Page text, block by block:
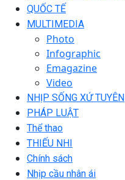
QUỐC TẾ
MULTIMEDIA
Photo
Infographic
Emagazine
Video
NHỊP SỐNG XỨ TUYÊN
PHÁP LUẬT
Thể thao
THIẾU NHI
Chính sách
Nhịp cầu nhân ái